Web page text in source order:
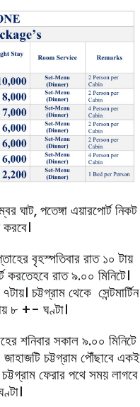
ঘাট, পতেঙ্গা এয়ারপোর্ট নিকট
বৃহস্পতিবার রাত ১০ টায়
করতেহবে রাত ৯.০০ মিনিটে।
চট্টগ্রাম থেকে সেন্টমার্টিন
৮ +- ঘণ্টা।
শনিবার সকাল ৯.০০ মিনিটে
জাহাজটি চট্টগ্রাম পৌঁছাবে একই
চট্টগ্রাম ফেরার পথে সময় লাগবে